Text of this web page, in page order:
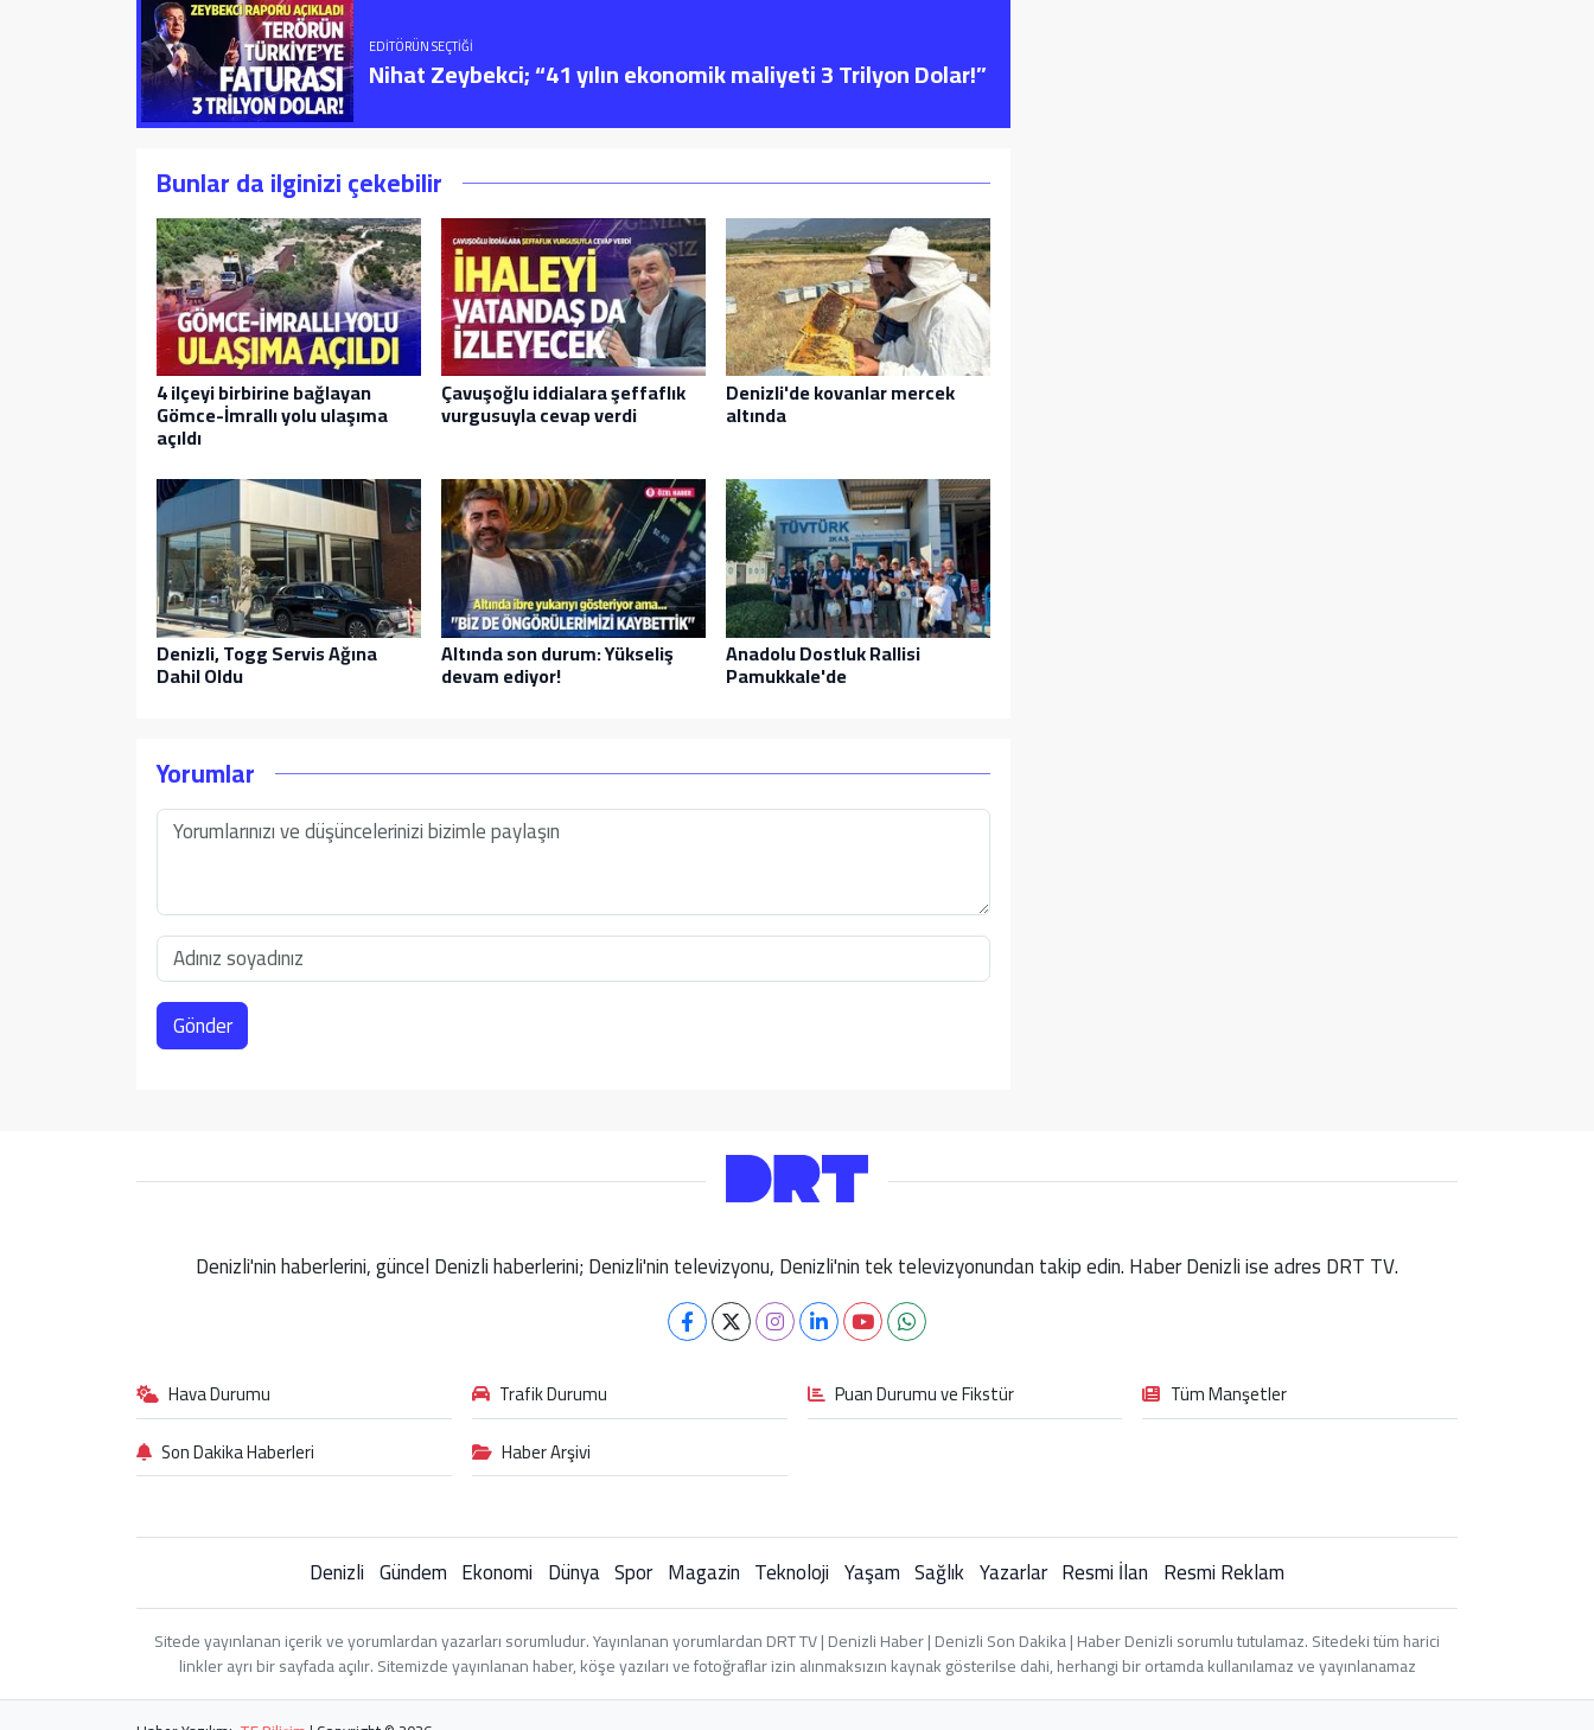
EDITÖRÜN SEÇTIĞI
Nihat Zeybekci; “41 yılın ekonomik maliyeti 3 Trilyon Dolar!”
Bunlar da ilginizi çekebilir
4 ilçeyi birbirine bağlayan
Gömce-İmrallı yolu ulaşıma
açıldı
Çavuşoğlu iddialara şeffaflık
vurgusuyla cevap verdi
Denizli'de kovanlar mercek
altında
Denizli, Togg Servis Ağına
Dahil Oldu
Altında son durum: Yükseliş
devam ediyor!
Anadolu Dostluk Rallisi
Pamukkale'de
Yorumlar
Gönder
Denizli'nin haberlerini, güncel Denizli haberlerini; Denizli'nin televizyonu, Denizli'nin tek televizyonundan takip edin. Haber Denizli ise adres DRT TV.
Hava Durumu Trafik Durumu Puan Durumu ve Fikstür
Tüm Manşetler
Son Dakika Haberleri
Haber Arşivi
Denizli Gündem Ekonomi Dünya Spor Magazin Teknoloji Yaşam Sağlık Yazarlar Resmi İlan Resmi Reklam
Sitede yayınlanan içerik ve yorumlardan yazarları sorumludur. Yayınlanan yorumlardan DRT TV | Denizli Haber | Denizli Son Dakika | Haber Denizli sorumlu tutulamaz. Sitedeki tüm harici
linkler ayrı bir sayfada açılır. Sitemizde yayınlanan haber, köşe yazıları ve fotoğraflar izin alınmaksızın kaynak gösterilse dahi, herhangi bir ortamda kullanılamaz ve yayınlanamaz